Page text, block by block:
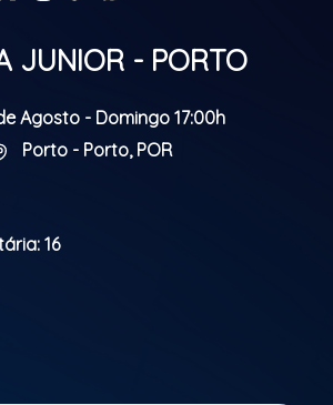
JUNIOR - PORTO
Agosto - Domingo 17:00h
Porto - Porto, POR
16